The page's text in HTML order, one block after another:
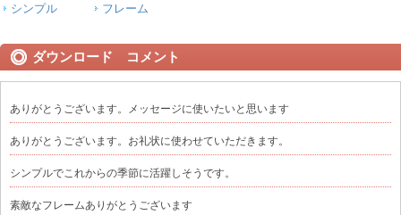
シンプル
フレーム
ダウンロード コメント
ありがとうございます。メッセージに使いたいと思います
ありがとうございます。お礼状に使わせていただきます。
シンプルでこれからの季節に活躍しそうです。
素敵なフレームありがとうございます